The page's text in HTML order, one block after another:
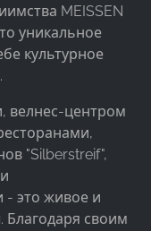
MEISSEN
уникальное
культурное
велнес-центром
"Silberstreif",
- это живое и
Благодаря своим
информацию
нам
наш